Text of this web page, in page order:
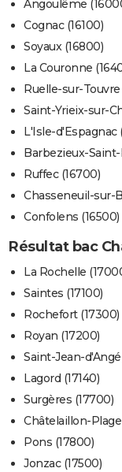
Angoulême
Cognac (16100)
Soyaux (16800)
La Couronne
Ruelle-sur-Touvre
Saint-Yrieix-sur-
L'Isle-d'Espagnac
Barbezieux-
Ruffec (16700)
Chasseneuil-sur-
Confolens (16500)
Résultat bac
La Rochelle
Saintes (17100)
Rochefort (17300)
Royan (17200)
Saint-Jean-
Lagord (17140)
Surgères (17700)
Châtelaillon-Plage
Pons (17800)
Jonzac (17500)